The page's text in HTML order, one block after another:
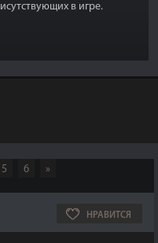
в игре.
5 6 »
НРАВИТСЯ